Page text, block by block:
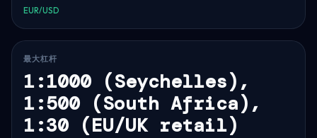
EUR/USD
最大杠杆
1:1000 (Seychelles),
1:500 (South Africa),
1:30 (EU/UK retail)